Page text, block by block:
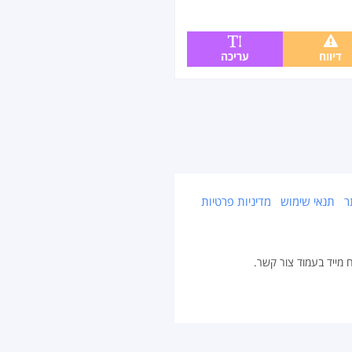
דיווח עריכה
תנאי שימוש
מדיניות פרטיות
מייד בעמוד צור קשר.